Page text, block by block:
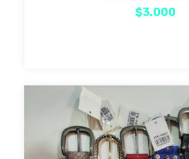
$3.000